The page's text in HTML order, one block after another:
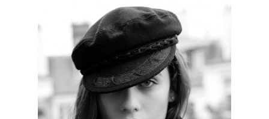
NEWS
CONTACTS